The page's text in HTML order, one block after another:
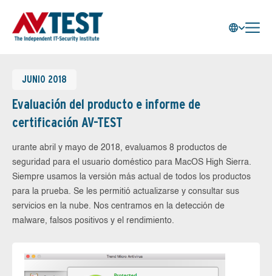
JUNIO 2018
Evaluación del producto e informe de
certificación AV-TEST
urante abril y mayo de 2018, evaluamos 8 productos de
seguridad para el usuario doméstico para MacOS High Sierra.
Siempre usamos la versión más actual de todos los productos
para la prueba. Se les permitió actualizarse y consultar sus
servicios en la nube. Nos centramos en la detección de
malware, falsos positivos y el rendimiento.